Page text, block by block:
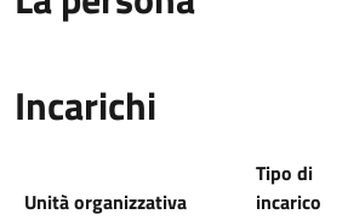
Incarichi
Unità organizzativa
Tipo di
incarico